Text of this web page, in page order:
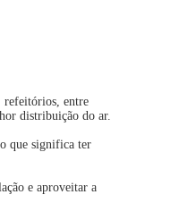
refeitórios, entre
distribuição do ar.
que significa ter
e aproveitar a